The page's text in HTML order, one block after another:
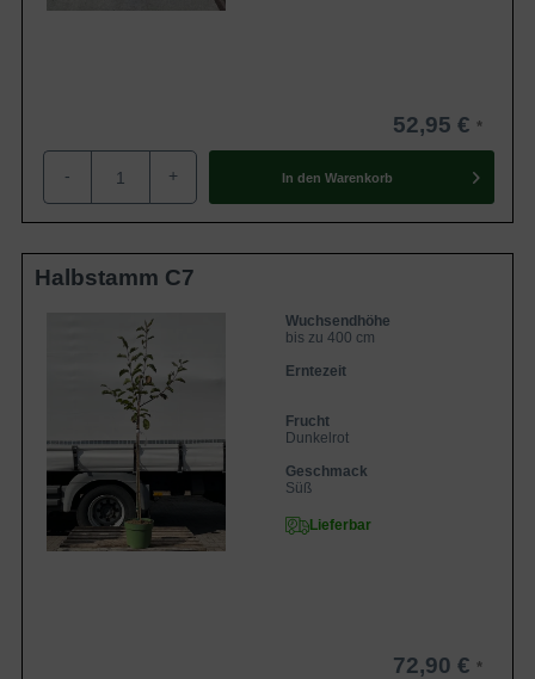
52,95 €
- + In den Warenkorb
Halbstamm C7
Wuchsendhöhe
bis zu 400 cm
Erntezeit
Frucht
Dunkelrot
Geschmack
Süß
Lieferbar
72,90 €